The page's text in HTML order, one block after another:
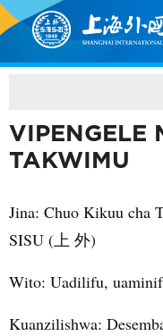
VIPENGELE
TAKWIMU
Jina: Chuo Kikuu cha
SISU (上 外)
Wito: Uadilifu,
Kuanzilishwa: